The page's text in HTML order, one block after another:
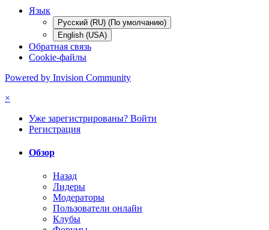
Язык
Русский (RU) (По умолчанию)
English (USA)
Обратная связь
Cookie-файлы
Powered by Invision Community
×
Уже зарегистрированы? Войти
Регистрация
Обзор
Назад
Лидеры
Модераторы
Пользователи онлайн
Клубы